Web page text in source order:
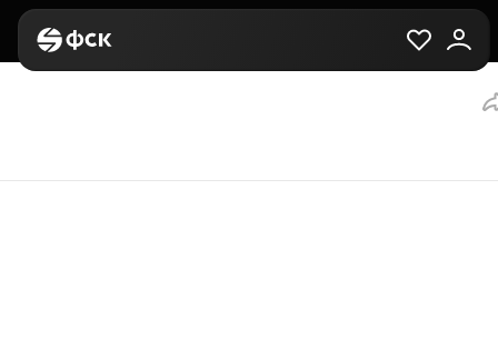
1-комнатная, 27 м²,